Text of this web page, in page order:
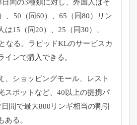
日間の3種類に対し、外国人はそ
、50（同60）、65（同80）リン
は15（同20）、25（同30）、
なる。ラピッドKLのサービスカ
インで購入できる。
、ショッピングモール、レスト
スポットなど、40以上の提携パ
日間で最大800リンギ相当の割引
ある。